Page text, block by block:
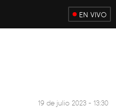
EN VIVO
19 de julio 2023 - 13:30